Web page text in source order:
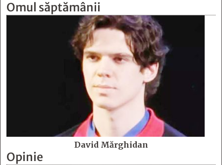
Omul săptămânii
David Mărghidan
Opinie